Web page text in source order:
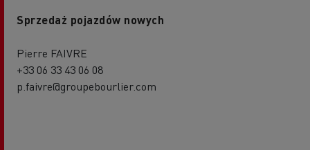
Sprzedaż pojazdów nowych
Pierre FAIVRE
+33 06 33 43 06 08
p.faivre@groupebourlier.com